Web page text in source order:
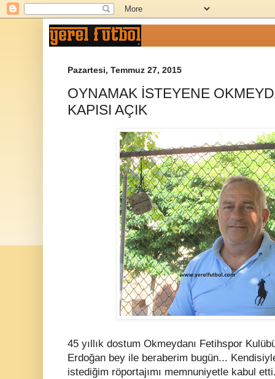
Pazartesi, Temmuz 27, 2015
OYNAMAK İSTEYENE
KAPISI AÇIK
45 yıllık dostum Okmeydanı Fetihspor
Erdoğan bey ile beraberim bugün...
istediğim röportajımı memnuniyetle kabul